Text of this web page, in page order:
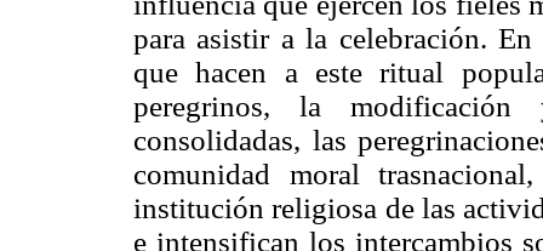
para asistir a la celebración.
que hacen a este ritual
peregrinos, la modificación
consolidadas, las
comunidad moral
institución religiosa de las
e intensifican los intercambios